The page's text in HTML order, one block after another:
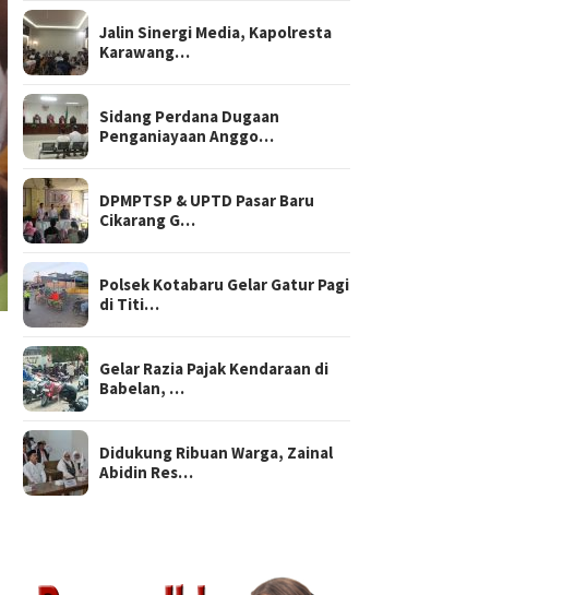
Jalin Sinergi Media, Kapolresta
Karawang…
Sidang Perdana Dugaan
Penganiayaan Anggo…
DPMPTSP & UPTD Pasar Baru
Cikarang G…
Polsek Kotabaru Gelar Gatur Pagi
di Titi…
Gelar Razia Pajak Kendaraan di
Babelan, …
Didukung Ribuan Warga, Zainal
Abidin Res…